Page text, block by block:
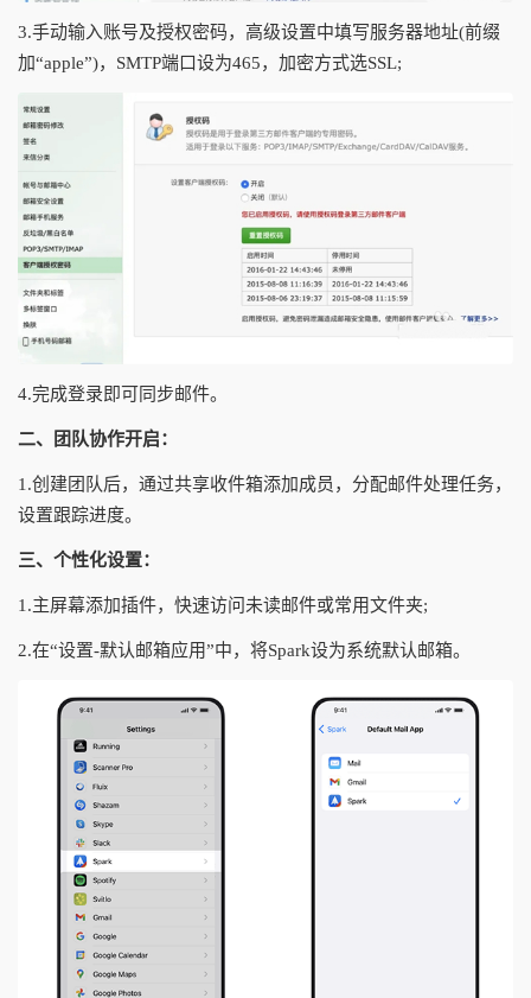
3.手动输入账号及授权密码，高级设置中填写服务器地址(前缀
加“apple”)，SMTP端口设为465，加密方式选SSL;
4.完成登录即可同步邮件。
二、团队协作开启：
1.创建团队后，通过共享收件箱添加成员，分配邮件处理任务，
设置跟踪进度。
三、个性化设置：
1.主屏幕添加插件，快速访问未读邮件或常用文件夹;
2.在“设置-默认邮箱应用”中，将Spark设为系统默认邮箱。